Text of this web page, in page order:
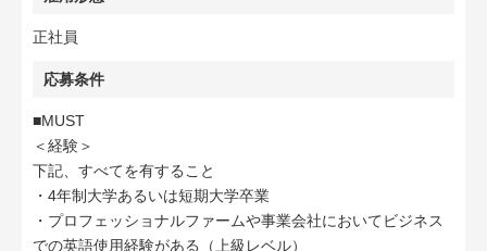
正社員
応募条件
■MUST
＜経験＞
下記、すべてを有すること
・4年制大学あるいは短期大学卒業
・プロフェッショナルファームや事業会社においてビジネス
での英語使用経験がある（上級レベル）